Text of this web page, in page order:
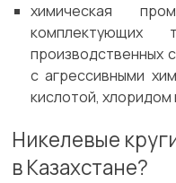
химическая
комплектующих
производственных
с агрессивными
кислотой,
Никелевые
в Казахстане?